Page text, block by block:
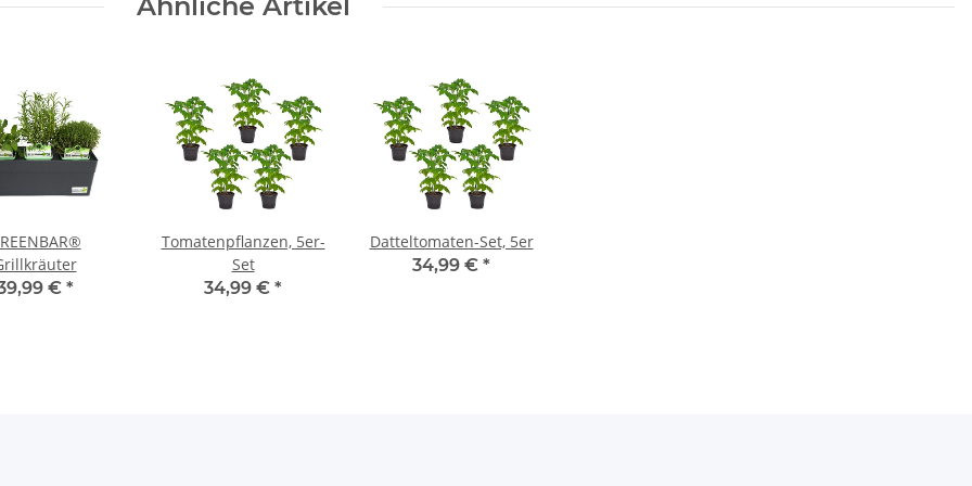
Ähnliche Artikel
€ *
Tomatenpflanzen, 5er-
Set
34,99 € *
Datteltomaten-Set, 5er
34,99 € *